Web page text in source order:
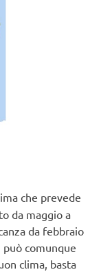
che prevede
da maggio a
da febbraio
comunque
clima, basta